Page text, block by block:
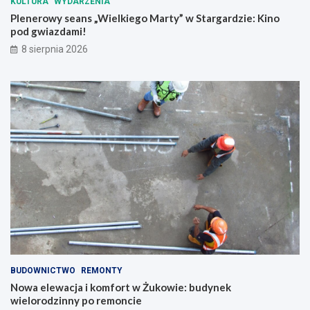
Plenerowy seans „Wielkiego Marty” w Stargardzie: Kino
pod gwiazdami!
8 sierpnia 2026
BUDOWNICTWO REMONTY
Nowa elewacja i komfort w Żukowie: budynek
wielorodzinny po remoncie